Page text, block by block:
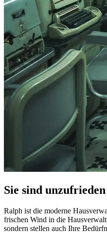
Sie sind
Ralph ist die moderne
frischen Wind in die
sondern stellen auch Ihre